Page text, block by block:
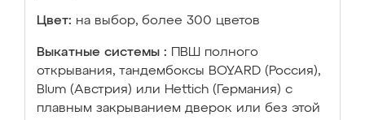
Цвет: на выбор, более 300 цветов
Выкатные системы :
ПВШ полного
открывания, тандембоксы BOYARD (Россия),
Blum (Австрия) или Hettich (Германия) с
плавным закрыванием дверок или без этой